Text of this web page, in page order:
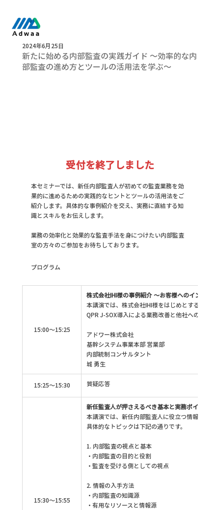
新たに始める内部監査の実践ガイド ～効率的な内
部監査の進め方とツールの活用法を学ぶ～
2024年6月25日
受付を終了しました
本セミナーでは、新任内部監査人が初めての監査業務を効
果的に進めるための実践的なヒントとツールの活用法をご
紹介します。具体的な事例紹介を交え、実務に直結する知
識とスキルをお伝えします。
業務の効率化と効果的な監査手法を身につけたい内部監査
室の方々のご参加をお待ちしております。
プログラム
15:00～15:25
株式会社IHI様の事例紹介 ～お客様へのインタビ
本講演では、株式会社IHI様をはじめとする企業の
QPR J-SOX導入による業務改善と他社への導入
アドワー株式会社
基幹システム事業本部 営業部
内部統制コンサルタント
城 勇生
15:25～15:30 質疑応答
15:30～15:55
新任監査人が押さえるべき基本と実務ポイント
本講演では、新任内部監査人に役立つ情報を事例
具体的なトピックは下記の通りです。
1. 内部監査の視点と基本
・内部監査の目的と役割
・監査を受ける側としての視点
2. 情報の入手方法
・ 内部監査の知識源
・有用なリソースと情報源